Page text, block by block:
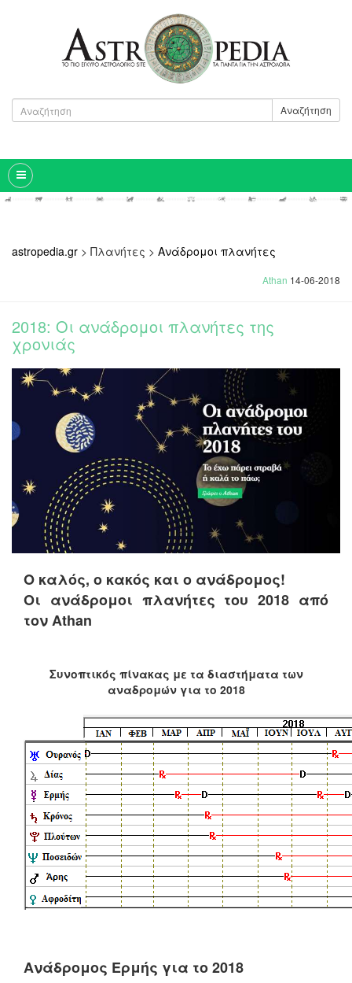
Αναζήτηση
astropedia.gr > Πλανήτες > Ανάδρομοι πλανήτες
Athan 14-06-2018
2018: Οι ανάδρομοι πλανήτες της
χρονιάς
Ο καλός, ο κακός και ο ανάδρομος!
Οι ανάδρομοι πλανήτες του 2018 από
τον Athan
Συνοπτικός πίνακας με τα διαστήματα των
αναδρομών για το 2018
Ανάδρομος Ερμής για το 2018